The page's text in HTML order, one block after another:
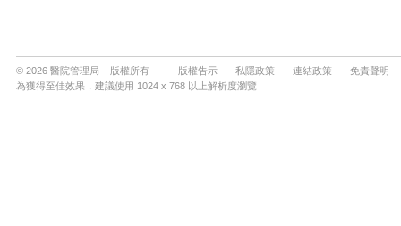
© 2026 醫院管理局 版權所有 版權告示 私隱政策 連結政策
免責聲明
為獲得至佳效果，建議使用 1024 x 768 以上解析度瀏覽